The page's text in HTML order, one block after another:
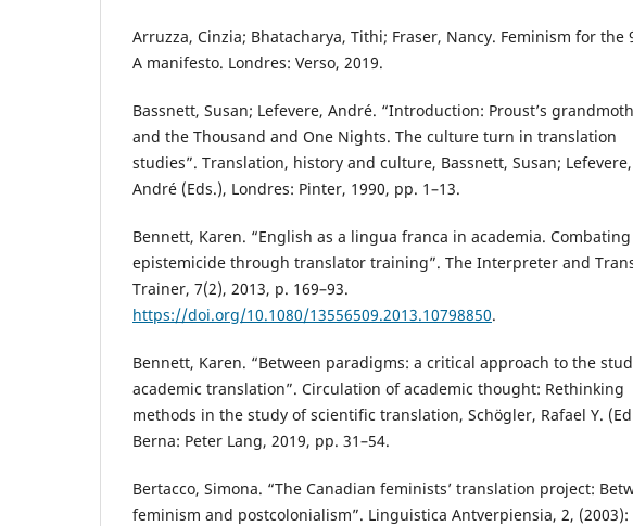
Arruzza, Cinzia; Bhatacharya, Tithi; Fraser, Nancy. Feminism for the
A manifesto. Londres: Verso, 2019.
Bassnett, Susan; Lefevere, André. “Introduction: Proust’s
and the Thousand and One Nights. The culture turn in translation
studies”. Translation, history and culture, Bassnett, Susan; Lefevere,
André (Eds.), Londres: Pinter, 1990, pp. 1–13.
Bennett, Karen. “English as a lingua franca in academia. Combating
epistemicide through translator training”. The Interpreter and
Trainer, 7(2), 2013, p. 169–93.
https://doi.org/10.1080/13556509.2013.10798850.
Bennett, Karen. “Between paradigms: a critical approach to the
academic translation”. Circulation of academic thought: Rethinking
methods in the study of scientific translation, Schögler, Rafael Y.
Berna: Peter Lang, 2019, pp. 31–54.
Bertacco, Simona. “The Canadian feminists’ translation project:
feminism and postcolonialism”. Linguistica Antverpiensia, 2, (2003):